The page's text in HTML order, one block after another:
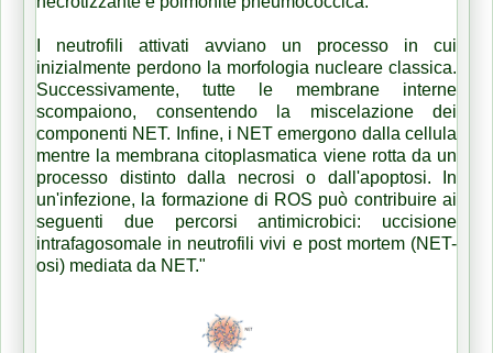
I neutrofili attivati ​​avviano un processo in cui
inizialmente perdono la morfologia nucleare classica.
Successivamente, tutte le membrane interne
scompaiono, consentendo la miscelazione dei
componenti NET. Infine, i NET emergono dalla cellula
mentre la membrana citoplasmatica viene rotta da un
processo distinto dalla necrosi o dall'apoptosi. In
un'infezione, la formazione di ROS può contribuire ai
seguenti due percorsi antimicrobici: uccisione
intrafagosomale in neutrofili vivi e post mortem (NET-
osi) mediata da NET."